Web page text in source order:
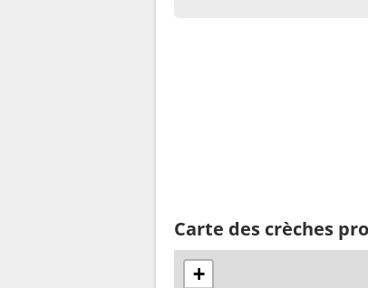
Carte des crèches
+